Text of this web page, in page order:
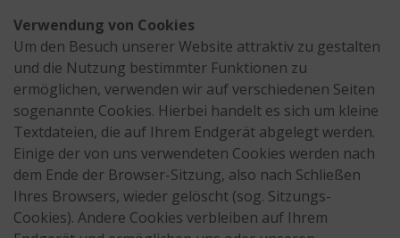
Verwendung von Cookies
Um den Besuch unserer Website attraktiv zu gestalten
und die Nutzung bestimmter Funktionen zu
ermöglichen, verwenden wir auf verschiedenen Seiten
sogenannte Cookies. Hierbei handelt es sich um kleine
Textdateien, die auf Ihrem Endgerät abgelegt werden.
Einige der von uns verwendeten Cookies werden nach
dem Ende der Browser-Sitzung, also nach Schließen
Ihres Browsers, wieder gelöscht (sog. Sitzungs-
Cookies). Andere Cookies verbleiben auf Ihrem